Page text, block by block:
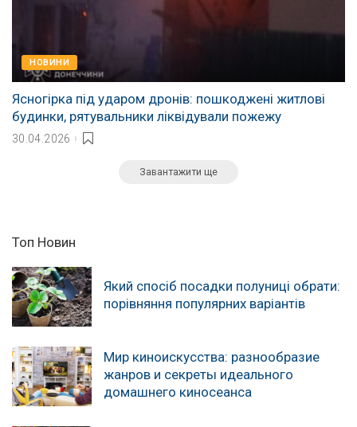
НОВИНИ
Ясногірка під ударом дронів: пошкоджені житлові
будинки, рятувальники ліквідували пожежу
30.04.2026
Завантажити ще
Топ Новин
Який спосіб посадки полуниці обрати:
порівняння популярних варіантів
Мир киноискусства: разнообразие
жанров и секреты идеального
домашнего киносеанса